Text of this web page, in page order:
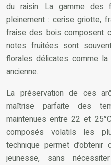
du raisin. La gamme des
pleinement : cerise griotte,
fraise des bois composent
notes fruitées sont
florales délicates comme
ancienne.
La préservation de ces
maîtrise parfaite des
maintenues entre 22 et
composés volatils les
technique permet
jeunesse, sans